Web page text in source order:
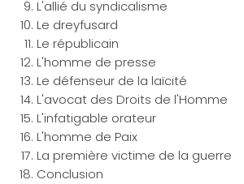
L'allié du syndicalisme
Le dreyfusard
Le républicain
L'homme de presse
Le défenseur de la laïcité
L'avocat des Droits de l'Homme
L'infatigable orateur
L'homme de Paix
La première victime de la guerre
Conclusion